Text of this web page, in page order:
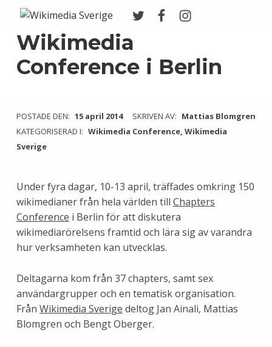
Wikimedia
Conference i Berlin
POSTADE DEN: 15 april 2014 SKRIVEN AV: Mattias Blomgren
KATEGORISERAD I: Wikimedia Conference, Wikimedia
Sverige
Under fyra dagar, 10-13 april, träffades omkring 150
wikimedianer från hela världen till Chapters
Conference i Berlin för att diskutera
wikimediarörelsens framtid och lära sig av varandra
hur verksamheten kan utvecklas.
Deltagarna kom från 37 chapters, samt sex
användargrupper och en tematisk organisation.
Från Wikimedia Sverige deltog Jan Ainali, Mattias
Blomgren och Bengt Oberger.